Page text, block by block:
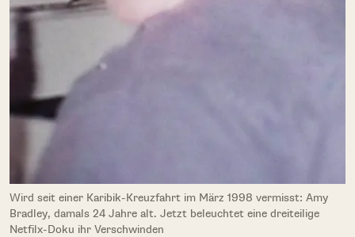
Wird seit einer Karibik-Kreuzfahrt im März 1998 vermisst: Amy
Bradley, damals 24 Jahre alt. Jetzt beleuchtet eine dreiteilige
Netfilx-Doku ihr Verschwinden